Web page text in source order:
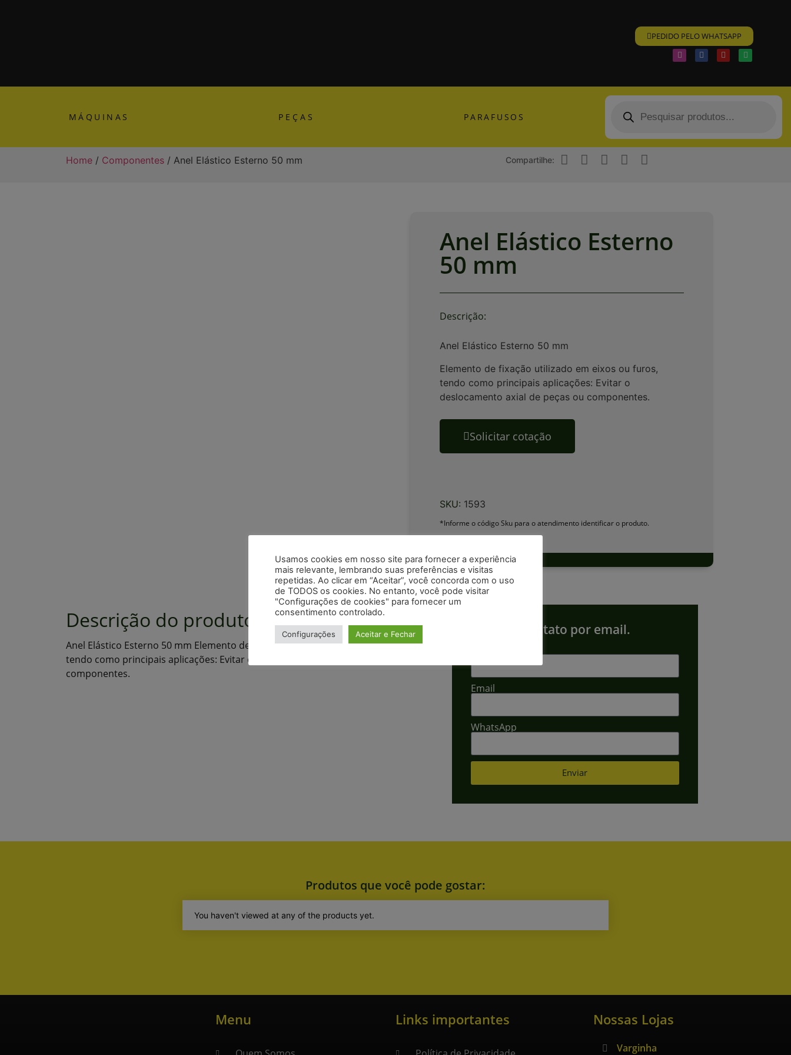
PEDIDO PELO WHATSAPP
MÁQUINAS PEÇAS PARAFUSOS
Home / Componentes / Anel Elástico Esterno 50 mm Compartilhe:
Anel Elástico Esterno
50 mm
Descrição:
Anel Elástico Esterno 50 mm
Elemento de fixação utilizado em eixos ou furos,
tendo como principais aplicações: Evitar o
deslocamento axial de peças ou componentes.
Solicitar cotação
SKU: 1593
*Informe o código Sku para o atendimento identificar o produto.
Descrição do produto
Anel Elástico Esterno 50 mm Elemento de fixação utilizado em eixos ou furos,
tendo como principais aplicações: Evitar o deslocamento axial de peças ou
componentes.
Solicitar contato por email.
Email
WhatsApp
Enviar
Produtos que você pode gostar:
You haven't viewed at any of the products yet.
Menu Links importantes Nossas Lojas
Varginha
Usamos cookies em nosso site para fornecer a experiência
mais relevante, lembrando suas preferências e visitas
repetidas. Ao clicar em “Aceitar”, você concorda com o uso
de TODOS os cookies. No entanto, você pode visitar
"Configurações de cookies" para fornecer um
consentimento controlado.
Configurações Aceitar e Fechar